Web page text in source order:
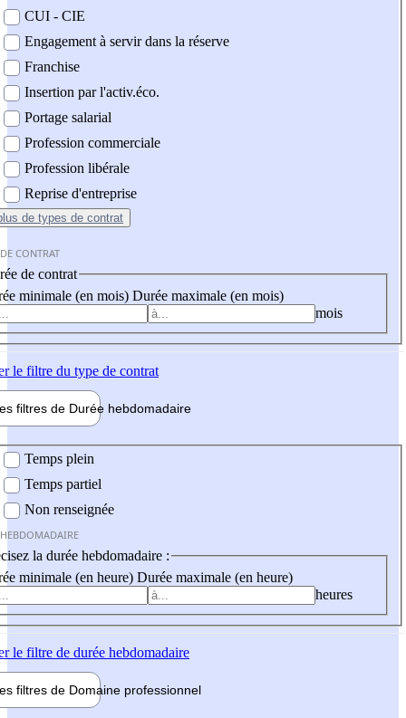
CUI - CIE
Engagement à servir dans la réserve
Franchise
Insertion par l'activ.éco.
Portage salarial
Profession commerciale
Profession libérale
Reprise d'entreprise
de types de contrat
CONTRAT
de contrat
minimale (en mois) Durée maximale (en mois)
mois
le filtre du type de contrat
filtres de Durée hebdomadaire
Temps plein
Temps partiel
Non renseignée
la durée hebdomadaire :
minimale (en heure) Durée maximale (en heure)
heures
le filtre de durée hebdomadaire
filtres de Domaine professionnel